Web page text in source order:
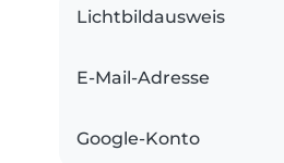
Lichtbildausweis
E-Mail-Adresse
Google-Konto